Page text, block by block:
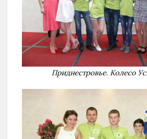
Приднестровье. Колесо